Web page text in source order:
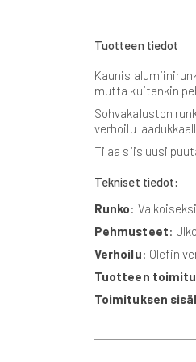
Tuotteen tiedot
Kaunis
mutta kuitenkin
Sohvakaluston
verhoilu
Tilaa siis uusi
Tekniset tiedot:
Runko:
Pehmusteet:
Verhoilu: Olefin
Tuotteen
Toimituksen